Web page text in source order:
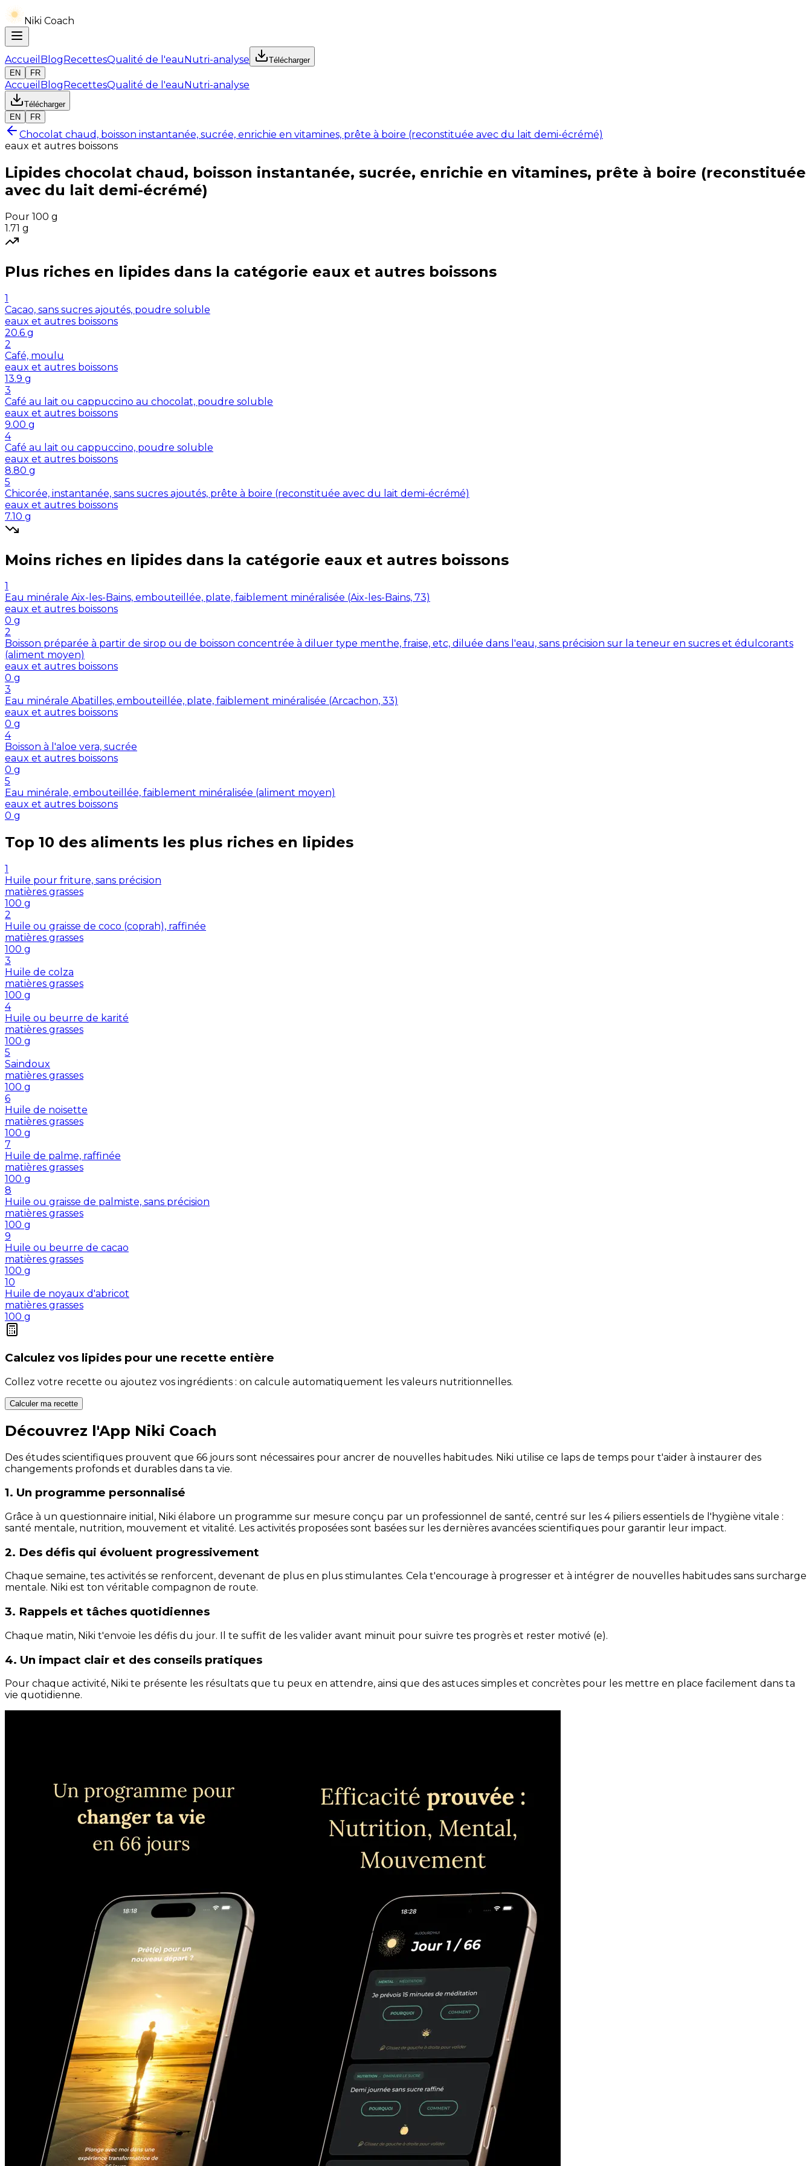
Niki Coach
Accueil BlogRecettesQualité de l'eauNutri-analyse
Télécharger
EN
FR
Accueil BlogRecettesQualité de l'eauNutri-analyse
Télécharger
EN
FR
Chocolat chaud, boisson instantanée, sucrée, enrichie en vitamines, prête à boire (reconstituée avec du lait demi-écrémé)
eaux et autres boissons
Lipides chocolat chaud, boisson instantanée, sucrée, enrichie en vitamines, prête à boire (reconstituée
avec du lait demi-écrémé)
Pour 100 g
1.71 g
Plus riches en lipides dans la catégorie eaux et autres boissons
1
Cacao, sans sucres ajoutés, poudre soluble
eaux et autres boissons
20.6 g
2
Café, moulu
eaux et autres boissons
13.9 g
3
Café au lait ou cappuccino au chocolat, poudre soluble
eaux et autres boissons
9.00 g
4
Café au lait ou cappuccino, poudre soluble
eaux et autres boissons
8.80 g
5
Chicorée, instantanée, sans sucres ajoutés, prête à boire (reconstituée avec du lait demi-écrémé)
eaux et autres boissons
7.10 g
Moins riches en lipides dans la catégorie eaux et autres boissons
1
Eau minérale Aix-les-Bains, embouteillée, plate, faiblement minéralisée (Aix-les-Bains, 73)
eaux et autres boissons
0 g
2
Boisson préparée à partir de sirop ou de boisson concentrée à diluer type menthe, fraise, etc, diluée dans l'eau, sans précision sur la teneur en sucres et édulcorants
(aliment moyen)
eaux et autres boissons
0 g
3
Eau minérale Abatilles, embouteillée, plate, faiblement minéralisée (Arcachon, 33)
eaux et autres boissons
0 g
4
Boisson à l'aloe vera, sucrée
eaux et autres boissons
0 g
5
Eau minérale, embouteillée, faiblement minéralisée (aliment moyen)
eaux et autres boissons
0 g
Top 10 des aliments les plus riches en lipides
1
Huile pour friture, sans précision
matières grasses
100 g
2
Huile ou graisse de coco (coprah), raffinée
matières grasses
100 g
3
Huile de colza
matières grasses
100 g
4
Huile ou beurre de karité
matières grasses
100 g
5
Saindoux
matières grasses
100 g
6
Huile de noisette
matières grasses
100 g
7
Huile de palme, raffinée
matières grasses
100 g
8
Huile ou graisse de palmiste, sans précision
matières grasses
100 g
9
Huile ou beurre de cacao
matières grasses
100 g
10
Huile de noyaux d'abricot
matières grasses
100 g
Calculez vos lipides pour une recette entière
Collez votre recette ou ajoutez vos ingrédients : on calcule automatiquement les valeurs nutritionnelles.
Calculer ma recette
Découvrez l'App Niki Coach
Des études scientifiques prouvent que 66 jours sont nécessaires pour ancrer de nouvelles habitudes. Niki utilise ce laps de temps pour t'aider à instaurer des
changements profonds et durables dans ta vie.
1. Un programme personnalisé
Grâce à un questionnaire initial, Niki élabore un programme sur mesure conçu par un professionnel de santé, centré sur les 4 piliers essentiels de l'hygiène vitale :
santé mentale, nutrition, mouvement et vitalité. Les activités proposées sont basées sur les dernières avancées scientifiques pour garantir leur impact.
2. Des défis qui évoluent progressivement
Chaque semaine, tes activités se renforcent, devenant de plus en plus stimulantes. Cela t'encourage à progresser et à intégrer de nouvelles habitudes sans surcharge
mentale. Niki est ton véritable compagnon de route.
3. Rappels et tâches quotidiennes
Chaque matin, Niki t'envoie les défis du jour. Il te suffit de les valider avant minuit pour suivre tes progrès et rester motivé (e).
4. Un impact clair et des conseils pratiques
Pour chaque activité, Niki te présente les résultats que tu peux en attendre, ainsi que des astuces simples et concrètes pour les mettre en place facilement dans ta
vie quotidienne.